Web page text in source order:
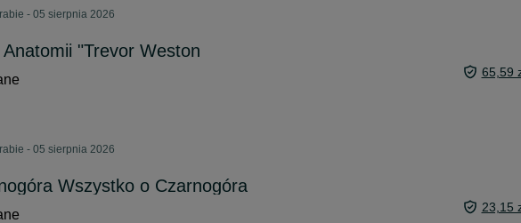
- 05 sierpnia 2026
"Trevor Weston
65,59
- 05 sierpnia 2026
Wszystko o Czarnogóra
23,15